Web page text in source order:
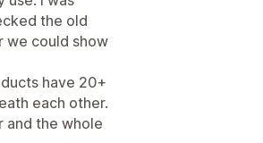
the old
we could show
have 20+
each other.
and the whole